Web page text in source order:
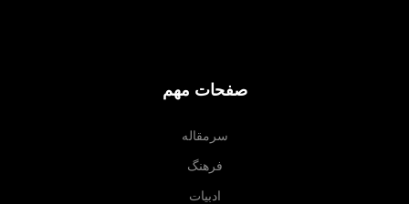
صفحات مهم
سرمقاله
فرهنگ
ادبیات